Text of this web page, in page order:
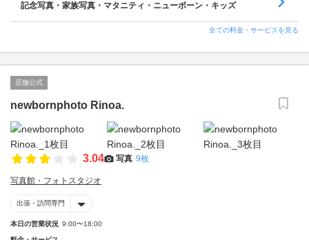
記念写真・家族写真・マタニティ・ニューボーン・キッズ
全ての料金・サービスを見る
店舗公式
newbornphoto Rinoa.
3.04 写真 9枚
写真館・フォトスタジオ
出張・訪問専門
本日の営業状況 9:00〜18:00